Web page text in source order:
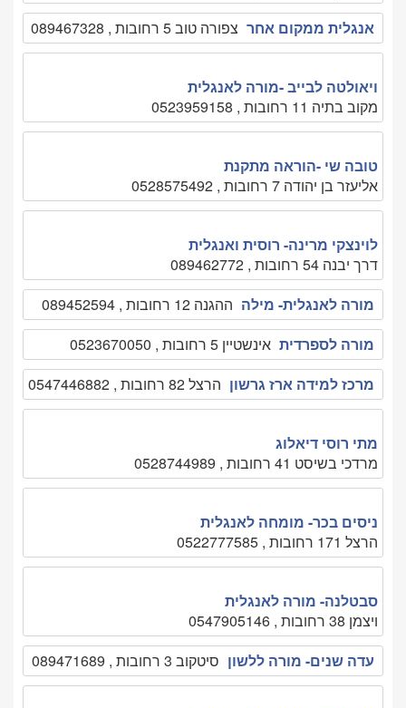
אנגלית ממקום אחר צפורה טוב 5 רחובות , 089467328
ויאולטה לבייב -מורה לאנגלית
מקוב בתיה 11 רחובות , 0523959158
טובה שי -הוראה מתקנת
אליעזר בן יהודה 7 רחובות , 0528575492
לוינצקי מרינה- רוסית ואנגלית
דרך יבנה 54 רחובות , 089462772
מורה לאנגלית- מילה ההגנה 12 רחובות , 089452594
מורה לספרדית אינשטיין 5 רחובות , 0523670050
מרכז למידה ארז גרשון הרצל 82 רחובות , 0547446882
מתי רוסי דיאלוג
מרדכי בשיסט 41 רחובות , 0528744989
ניסים בכר- מומחה לאנגלית
הרצל 171 רחובות , 0522777585
סבטלנה- מורה לאנגלית
ויצמן 38 רחובות , 0547905146
עדה שנים- מורה ללשון סיטקוב 3 רחובות , 089471689